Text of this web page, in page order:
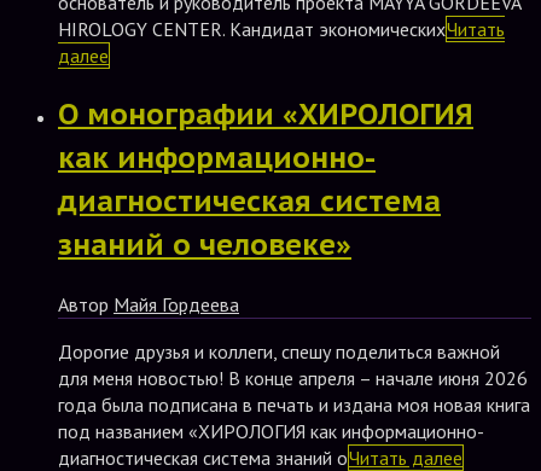
HIROLOGY CENTER. Кандидат экономическихЧитать
далее
О монографии «ХИРОЛОГИЯ
как информационно-
диагностическая система
знаний о человеке»
Автор Майя Гордеева
Дорогие друзья и коллеги, спешу поделиться важной
для меня новостью! В конце апреля – начале июня 2026
года была подписана в печать и издана моя новая книга
под названием «ХИРОЛОГИЯ как информационно-
диагностическая система знаний оЧитать далее